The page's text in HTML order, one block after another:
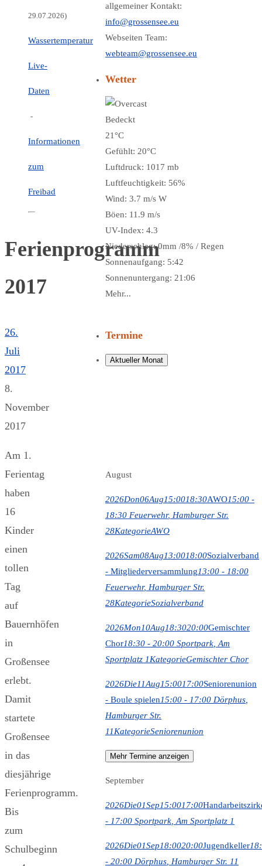
29.07.2026)
Wassertemperatur
Live-
Daten
-
Informationen
zum
Freibad
Ferienprogramm
2017
26.
Juli
2017
8.
November
2017
Am 1.
Ferientag
haben
16
Kinder
einen
tollen
Tag
auf
Bauernhöfen
in
Großensee
erlebt.
Damit
startete
Großensee
in das
diesjährige
Ferienprogramm.
Bis
zum
Schulbeginn
allgemeiner Kontakt:
info@grossensee.eu
Webseiten Team:
webteam@grossensee.eu
Wetter
Bedeckt
21°C
Gefühlt: 20°C
Luftdruck: 1017 mb
Luftfeuchtigkeit: 56%
Wind: 3.7 m/s W
Böen: 11.9 m/s
UV-Index: 4.3
Niederschlag:0mm /8% / Regen
Sonnenaufgang: 5:42
Sonnenuntergang: 21:06
Mehr...
Termine
Aktueller Monat
August
2026Don06Aug15:0018:30AWO15:00 -
18:30 Feuerwehr, Hamburger Str.
28KategorieAWO
2026Sam08Aug13:0018:00Sozialverband
- Mitgliederversammlung13:00 - 18:00
Feuerwehr, Hamburger Str.
28KategorieSozialverband
2026Mon10Aug18:3020:00Gemischter
Chor18:30 - 20:00 Sportpark , Am
Sportplatz 1KategorieGemischter Chor
2026Die11Aug15:0017:00Seniorenunion
- Boule spielen15:00 - 17:00 Dörphus
Hamburger Str.
11KategorieSeniorenunion
Mehr Termine anzeigen
September
2026Die01Sep15:0017:00
- 17:00 Sportpark , Am Sportplatz 1
2026Die01Sep18:0020:00Jugendkeller
- 20:00 Dörphus , Hamburger Str. 11